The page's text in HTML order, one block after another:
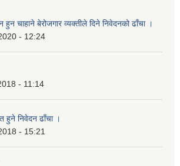
हुन चाहाने बेरोजगार व्यक्तीले दिने निवेदनको ढाँचा ।
- 12:24
- 11:14
हुने निवेदन ढाँचा ।
- 15:21